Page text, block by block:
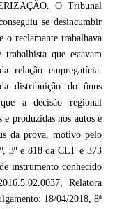
O Tribunal
se desincumbir
o reclamante trabalhava
que estavam
relação empregatícia.
distribuição do ônus
a decisão regional
e produzidas nos autos e
da prova, motivo pelo
3º e 818 da CLT e 373
instrumento conhecido
Relatora
18/04/2018, 8ª